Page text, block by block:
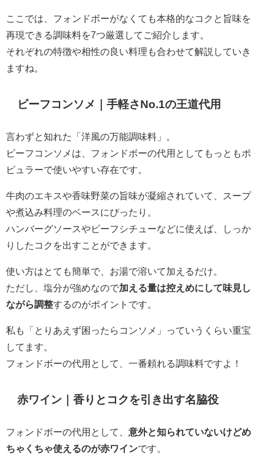
ここでは、フォンドボーがなくても本格的なコクと旨味を
再現できる調味料を7つ厳選してご紹介します。
それぞれの特徴や相性の良い料理も合わせて解説していき
ますね。
ビーフコンソメ｜手軽さNo.1の王道代用
言わずと知れた「洋風の万能調味料」。
ビーフコンソメは、フォンドボーの代用としてもっともポ
ピュラーで使いやすい存在です。
牛肉のエキスや香味野菜の旨味が凝縮されていて、スープ
や煮込み料理のベースにぴったり。
ハンバーグソースやビーフシチューなどに使えば、しっか
りしたコクを出すことができます。
使い方はとても簡単で、お湯で溶いて加えるだけ。
ただし、塩分が強めなので加える量は控えめにして味見し
ながら調整するのがポイントです。
私も「とりあえず困ったらコンソメ」っていうくらい重宝
してます。
フォンドボーの代用として、一番頼れる調味料ですよ！
赤ワイン｜香りとコクを引き出す名脇役
フォンドボーの代用として、 意外と知られていないけどめ
ちゃくちゃ使えるのが赤ワインです。